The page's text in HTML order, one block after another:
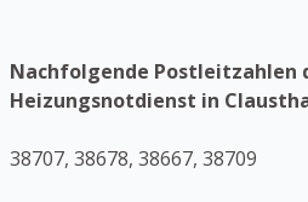
Nachfolgende Postleitzahlen
Heizungsnotdienst in
38707, 38678, 38667, 38709